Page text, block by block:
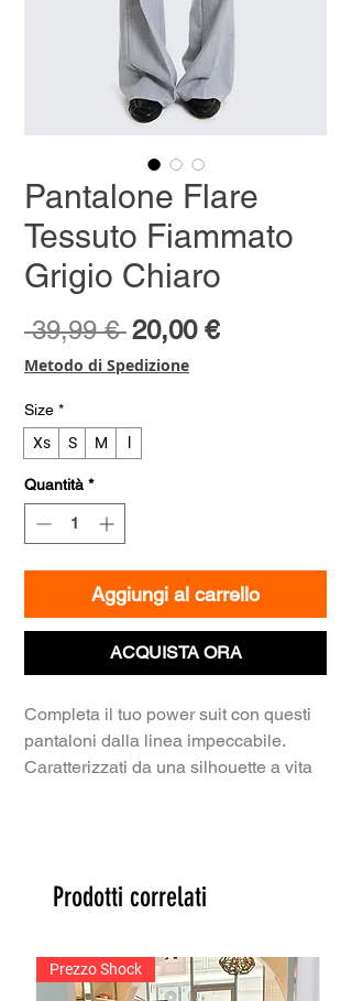
Pantalone Flare
Tessuto Fiammato
Grigio Chiaro
39,99 € Prezzo
regolare
20,00 €Prezzo
Metodo di Spedizione
Size *
Xs
S M
Quantità *
Aggiungi al carrello
ACQUISTA ORA
Completa il tuo power suit con questi
pantaloni dalla linea impeccabile.
Caratterizzati da una silhouette a vita
presenta una sofisticata trama
mano materica al capo.
​La costruzione pulita, priva di cinturino
Prodotti correlati
Prezzo Shock